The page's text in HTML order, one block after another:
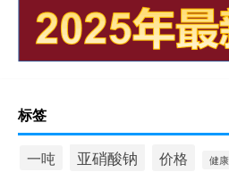
标签
一吨 亚硝酸钠 价格 健康